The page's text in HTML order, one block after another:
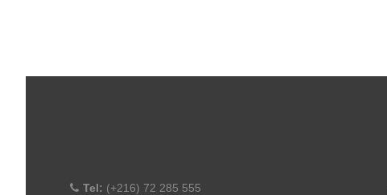
Tel: (+216) 72 285 555